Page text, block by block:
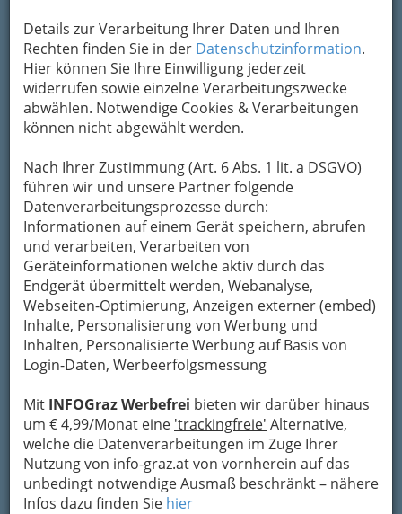
Details zur Verarbeitung Ihrer Daten und Ihren
Rechten finden Sie in der Datenschutzinformation.
Hier können Sie Ihre Einwilligung jederzeit
widerrufen sowie einzelne Verarbeitungszwecke
abwählen. Notwendige Cookies & Verarbeitungen
können nicht abgewählt werden.
Nach Ihrer Zustimmung (Art. 6 Abs. 1 lit. a DSGVO)
führen wir und unsere Partner folgende
Datenverarbeitungsprozesse durch:
Informationen auf einem Gerät speichern, abrufen
und verarbeiten, Verarbeiten von
Geräteinformationen welche aktiv durch das
Endgerät übermittelt werden, Webanalyse,
Webseiten-Optimierung, Anzeigen externer (embed)
Inhalte, Personalisierung von Werbung und
Inhalten, Personalisierte Werbung auf Basis von
Login-Daten, Werbeerfolgsmessung
Mit INFOGraz Werbefrei bieten wir darüber hinaus
um € 4,99/Monat eine 'trackingfreie' Alternative,
welche die Datenverarbeitungen im Zuge Ihrer
Nutzung von info-graz.at von vornherein auf das
unbedingt notwendige Ausmaß beschränkt – nähere
Infos dazu finden Sie hier
Kontaktaufnahme
Um die Info-Graz Firmenvor Spam-Mails zu
bewahren , verwenden wir an dieser Stelle zur
Übermittlung Ihrer Nachricht ein sicheres
Absenden umgehend per Mail an das
Unternehmen Krainer Klaus & Christa
Krainerhof weitergeleitet.
Mein Name
Meine Email Adresse
Mein Betreff
Meine Nachricht